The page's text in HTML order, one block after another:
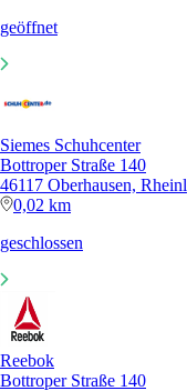
geöffnet
Siemes Schuhcenter
Bottroper Straße 140
46117 Oberhausen, Rheinl
0,02 km
geschlossen
Reebok
Bottroper Straße 140